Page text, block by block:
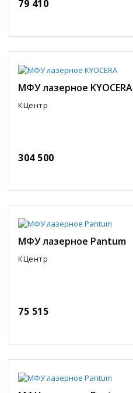
79 410
МФУ лазерное KYOCERA
КЦентр
304 500
МФУ лазерное Pantum
КЦентр
75 515